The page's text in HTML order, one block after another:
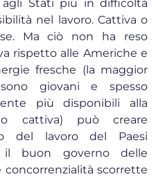
Stati più in difficoltà
nel lavoro. Cattiva o
Ma ciò non ha reso
rispetto alle Americhe e
fresche (la maggior
giovani e spesso
più disponibili alla
cattiva) può creare
del lavoro del Paesi
il buon governo delle
scorrette